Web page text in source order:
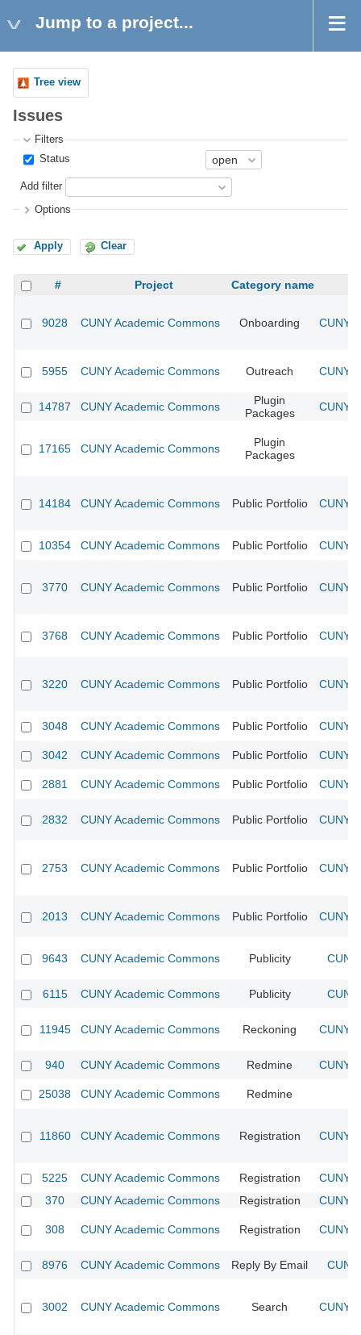
Jump to a project...
Tree view
Issues
Filters
Status
Add filter
Options
Apply Clear
# Project Category name
9028 CUNY Academic Commons Onboarding CUNY
5955 CUNY Academic Commons Outreach CUNY
14787 CUNY Academic Commons
Plugin
Packages
CUNY
17165 CUNY Academic Commons
Plugin
Packages
14184 CUNY Academic Commons Public Portfolio CUNY
10354 CUNY Academic Commons Public Portfolio CUNY
3770 CUNY Academic Commons Public Portfolio CUNY
3768 CUNY Academic Commons Public Portfolio CUNY
3220 CUNY Academic Commons Public Portfolio CUNY
3048 CUNY Academic Commons Public Portfolio CUNY
3042 CUNY Academic Commons Public Portfolio CUNY
2881 CUNY Academic Commons Public Portfolio CUNY
2832 CUNY Academic Commons Public Portfolio CUNY
2753 CUNY Academic Commons Public Portfolio CUNY
2013 CUNY Academic Commons Public Portfolio CUNY
9643 CUNY Academic Commons Publicity
6115 CUNY Academic Commons Publicity
11945 CUNY Academic Commons Reckoning CUNY
940 CUNY Academic Commons Redmine CUNY
25038 CUNY Academic Commons Redmine
11860 CUNY Academic Commons Registration CUNY
5225 CUNY Academic Commons Registration
CUNY
370
CUNY Academic Commons Registration CUNY
308 CUNY Academic Commons Registration CUNY
8976 CUNY Academic Commons Reply By Email
3002 CUNY Academic Commons Search CUNY